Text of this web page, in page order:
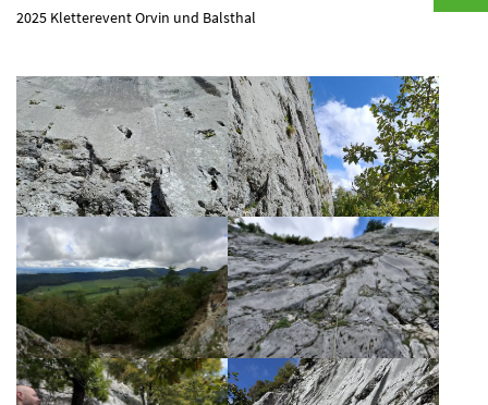
2025 Kletterevent Orvin und Balsthal